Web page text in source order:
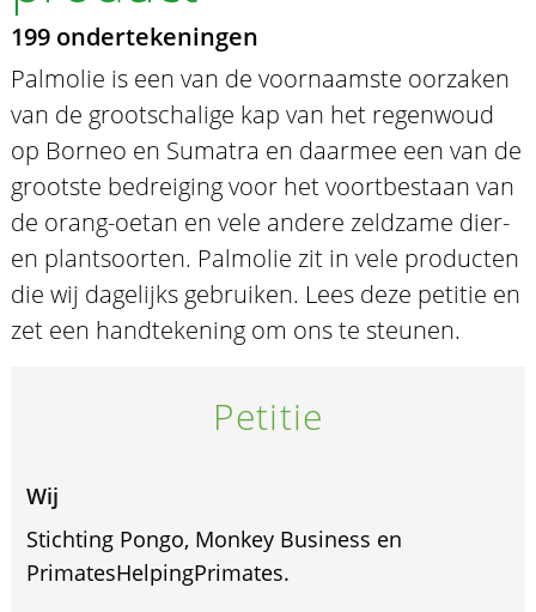
199 ondertekeningen
Palmolie is een van de voornaamste oorzaken
van de grootschalige kap van het regenwoud
op Borneo en Sumatra en daarmee een van de
grootste bedreiging voor het voortbestaan van
de orang-oetan en vele andere zeldzame dier-
en plantsoorten. Palmolie zit in vele producten
die wij dagelijks gebruiken. Lees deze petitie en
zet een handtekening om ons te steunen.
Petitie
Wij
Stichting Pongo, Monkey Business en
PrimatesHelpingPrimates.